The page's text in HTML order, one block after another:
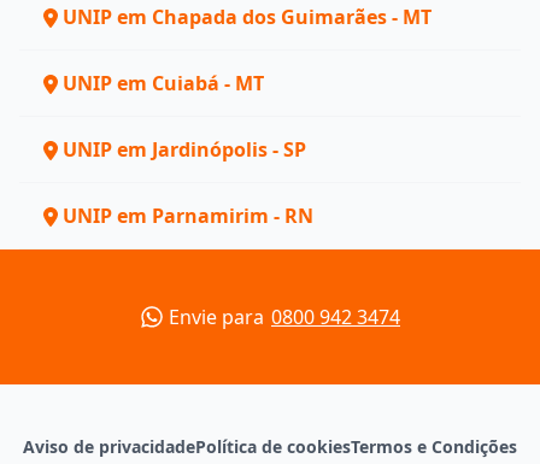
UNIP em Chapada dos Guimarães - MT
UNIP em Cuiabá - MT
UNIP em Jardinópolis - SP
UNIP em Parnamirim - RN
Envie para 0800 942 3474
Aviso de privacidadePolítica de cookiesTermos e Condições